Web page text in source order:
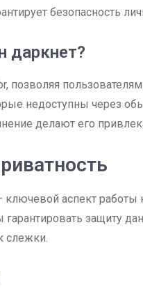
безопасность
даркнет?
позволяя
недоступны через
делают его
ключевой аспект
защиту
слежки.